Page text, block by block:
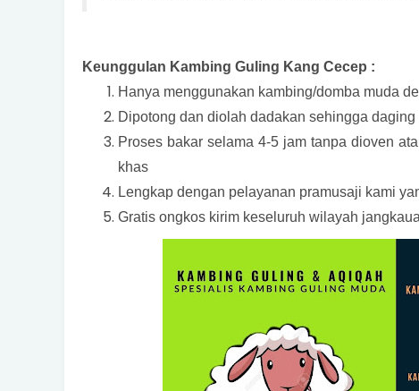
Keunggulan Kambing Guling Kang Cecep :
Hanya menggunakan kambing/domba muda
Dipotong dan diolah dadakan sehingga daging
Proses bakar selama 4-5 jam tanpa dioven
khas
Lengkap dengan pelayanan pramusaji kami
Gratis ongkos kirim keseluruh wilayah